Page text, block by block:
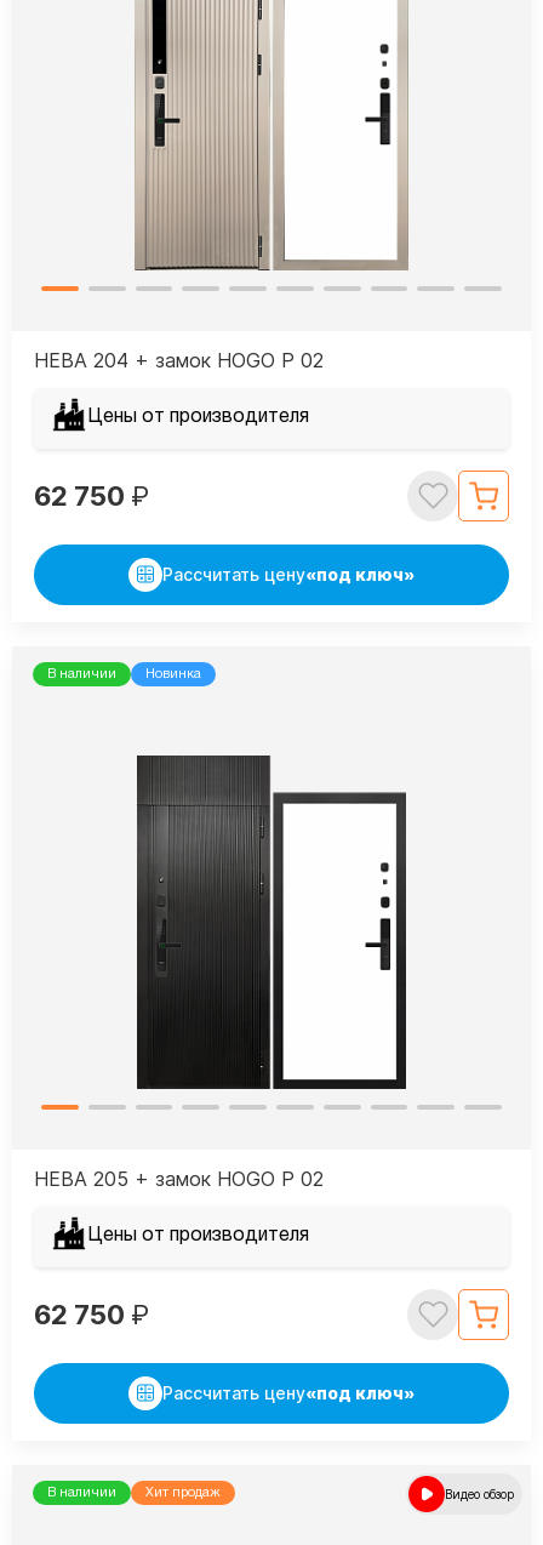
НЕВА 204 + замок HOGO P 02
Цены от производителя
62 750 ₽
Рассчитать цену«под ключ»
В наличии Новинка
НЕВА 205 + замок HOGO P 02
Цены от производителя
62 750 ₽
Рассчитать цену«под ключ»
В наличии Хит продаж Видео обзор